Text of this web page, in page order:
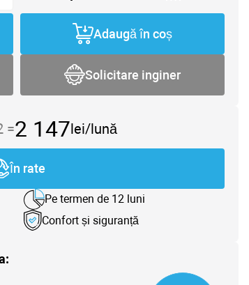
Adaugă în coș
Solicitare inginer
=2 147lei/lună
În rate
Pe termen de 12 luni
Confort și siguranță